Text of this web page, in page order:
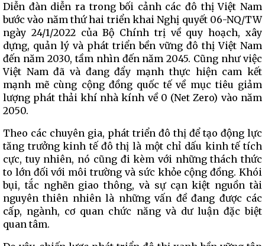
Diễn đàn diễn ra trong bối cảnh các đô thị Việt Nam
bước vào năm thứ hai triển khai Nghị quyết 06-NQ/TW
ngày 24/1/2022 của Bộ Chính trị về quy hoạch, xây
dựng, quản lý và phát triển bền vững đô thị Việt Nam
đến năm 2030, tầm nhìn đến năm 2045. Cũng như việc
Việt Nam đã và đang đẩy mạnh thực hiện cam kết
mạnh mẽ cùng cộng đồng quốc tế về mục tiêu giảm
lượng phát thải khí nhà kính về 0 (Net Zero) vào năm
2050.
Theo các chuyên gia, phát triển đô thị để tạo động lực
tăng trưởng kinh tế đô thị là một chỉ dấu kinh tế tích
cực, tuy nhiên, nó cũng đi kèm với những thách thức
to lớn đối với môi trường và sức khỏe cộng đồng. Khói
bụi, tắc nghẽn giao thông, và sự cạn kiệt nguồn tài
nguyên thiên nhiên là những vấn đề đang được các
cấp, ngành, cơ quan chức năng và dư luận đặc biệt
quan tâm.